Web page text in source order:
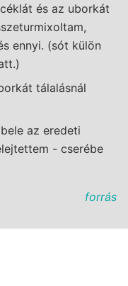
és az uborkát
ennyi. (sót külön
tálalásnál
az eredeti
- cserébe
forrás